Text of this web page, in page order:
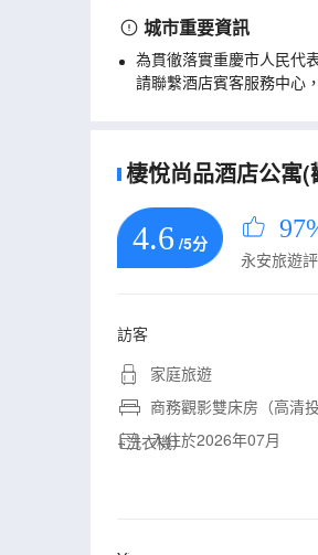
城市重要資訊
為貫徹落實重慶市人民代
請聯繫酒店賓客服務中心
棲悅尚品酒店公寓
4.6 /5分
永安旅遊
訪客
家庭旅遊
商務觀影雙床房（高清
+洗衣機）
入住於2026年07月